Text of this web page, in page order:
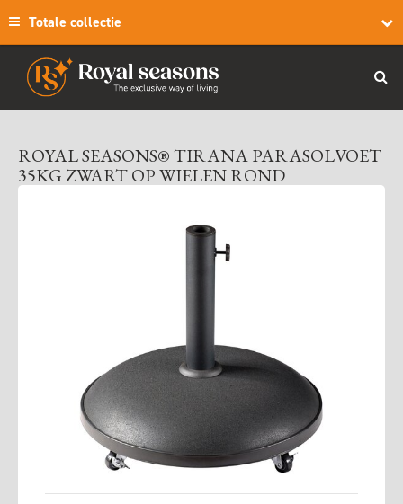
Totale collectie
ROYAL SEASONS® TIRANA PARASOLVOET
35KG ZWART OP WIELEN ROND